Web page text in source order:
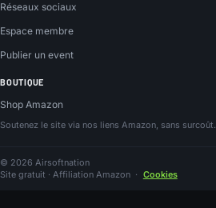
Réseaux sociaux
Espace membre
Publier un event
BOUTIQUE
Shop Amazon
Soutenez le site via nos liens Amazon, sans surcoût.
© 2026 Airsoftnation
Site gratuit · Affiliation Amazon · Cookies